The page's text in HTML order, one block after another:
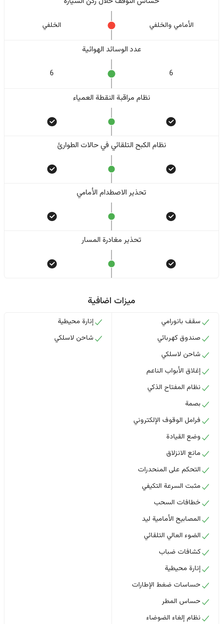
الأمامي والخلفي الخلفي
عدد الوسائد الهوائية
6
6
نظام مراقبة النقطة العمياء
نظام الكبح التلقائي في حالات الطوارئ
تحذير الاصطدام الأمامي
تحذير مغادرة المسار
ميزات اضافية
سقف بانورامي
صندوق كهربائي
شاحن لاسلكي
إغلاق الأبواب الناعم
نظام المفتاح الذكي
بصمة
فرامل الوقوف الإلكتروني
وضع القيادة
مانع الانزلاق
التحكم على المنحدرات
مثبت السرعة التكيفي
خطافات السحب
المصابيح الأمامية ليد
الضوء العالي التلقائي
كشافات ضباب
إنارة محيطية
حساسات ضغط الإطارات
حساس المطر
نظام إلغاء الضوضاء
إنارة محيطية
شاحن لاسلكي